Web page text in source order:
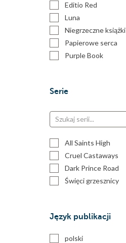
Editio Red
Luna
Niegrzeczne książki
Papierowe serca
Purple Book
Serie
All Saints High
Cruel Castaways
Dark Prince Road
Święci grzesznicy
Język publikacji
polski